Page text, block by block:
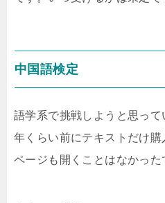
中国語検定
語学系で挑戦しようと思っ
年くらい前にテキストだけ
ページも開くことはなかった